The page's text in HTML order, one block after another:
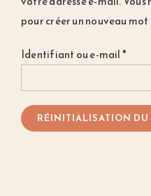
Savons naturels
pour créer un nouveau mot
Identifiant ou e-mail*
RÉINITIALISATION DU